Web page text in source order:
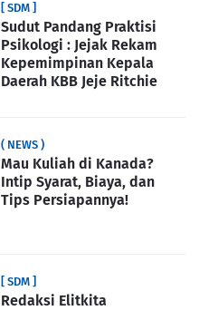
[ SDM ]
Sudut Pandang Praktisi
Psikologi : Jejak Rekam
Kepemimpinan Kepala
Daerah KBB Jeje Ritchie
( NEWS )
Mau Kuliah di Kanada?
Intip Syarat, Biaya, dan
Tips Persiapannya!
[ SDM ]
Redaksi Elitkita